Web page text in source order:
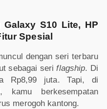
Galaxy S10 Lite, HP
Spesial
dengan seri terbaru
sebagai seriflagship. Di
Rp8,99 juta. Tapi, di
berkesempatan
merogoh kantong.